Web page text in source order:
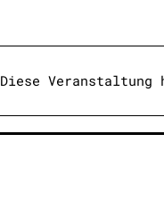
Diese